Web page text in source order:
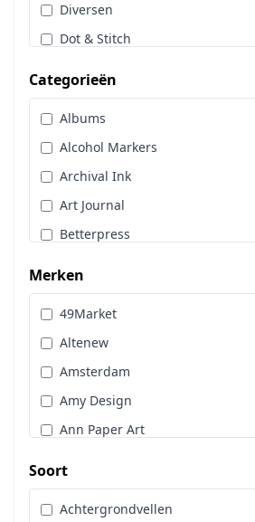
Diversen
Dot & Stitch
Sale
Stans, Embos & Stencils
Stempels
Workshoppakket
Pan Pastel
Categorieën
Albums
Alcohol Markers
Archival Ink
Art Journal
Betterpress
Brads
Cadence
Designpapier
Distress Oxide Spray
Distress Spritz
Divers
Dot & Do
Embossingpoeder
Merken
49Market
Altenew
Amsterdam
Amy Design
Ann Paper Art
Art Impressions
Art Journaling
Soort
Achtergrondvellen